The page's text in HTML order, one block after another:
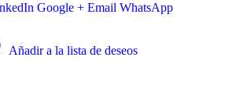
Google + Email WhatsApp
Añadir a la lista de deseos